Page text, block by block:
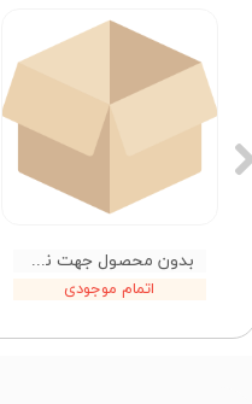
بدون محصول جهت نمایش
اتمام موجودی